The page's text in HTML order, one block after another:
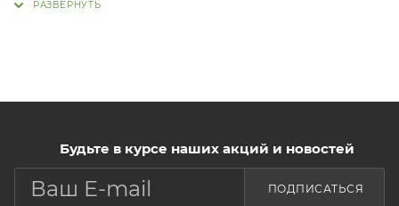
происхождения. Благодаря такому составу средство
обеспечивает эффективный антивозрастной уход,
может использоваться в качестве профилактики
преждевременного увядания.
Будьте в курсе наших акций и новостей
ПОДПИСАТЬСЯ